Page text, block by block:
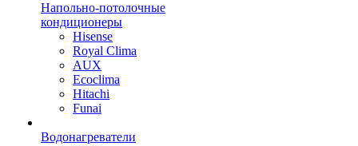
Напольно-потолочные
кондиционеры
Hisense
Royal Clima
AUX
Ecoclima
Hitachi
Funai
Водонагреватели